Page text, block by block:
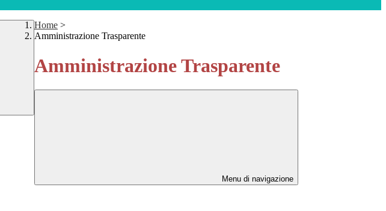
Home >
Amministrazione Trasparente
Amministrazione Trasparente
Menu di navigazione